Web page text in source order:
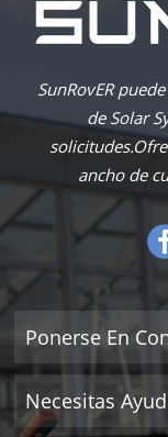
SunRovER
de Solar
ancho de
Ponerse En
Necesitas